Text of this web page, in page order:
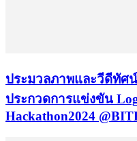
ประมวลภาพและวีดีทัศ
ประกวดการแข่งขัน
Hackathon2024